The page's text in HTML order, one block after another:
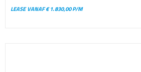
LEASE VANAF € 1.830,00 P/M